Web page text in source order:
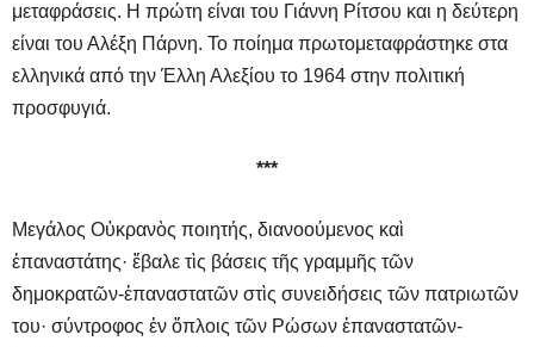
μεταφράσεις. Η πρώτη είναι του Γιάννη Ρίτσου και η δεύτερη
είναι του Αλέξη Πάρνη. Το ποίημα πρωτομεταφράστηκε στα
ελληνικά από την Έλλη Αλεξίου το 1964 στην πολιτική
προσφυγιά.
***
Μεγάλος Οὐκρανὸς ποιητής, διανοούμενος καὶ
ἐπαναστάτης· ἔβαλε τὶς βάσεις τῆς γραμμῆς τῶν
δημοκρατῶν-ἐπαναστατῶν στὶς συνειδήσεις τῶν πατριωτῶν
του· σύντροφος ἐν ὅπλοις τῶν Ρώσων ἐπαναστατῶν-